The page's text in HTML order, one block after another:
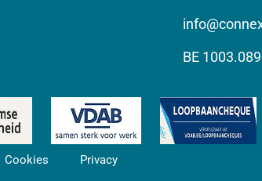
BE
Cookies Privacy